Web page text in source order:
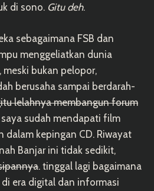
di sono. Gitu deh.
sebagaimana FSB dan
menggeliatkan dunia
meski bukan pelopor,
berusaha sampai berdarah-
lelahnya membangun forum
saya sudah mendapati film
dalam kepingan CD. Riwayat
Banjar ini tidak sedikit,
. tinggal lagi bagaimana
di era digital dan informasi